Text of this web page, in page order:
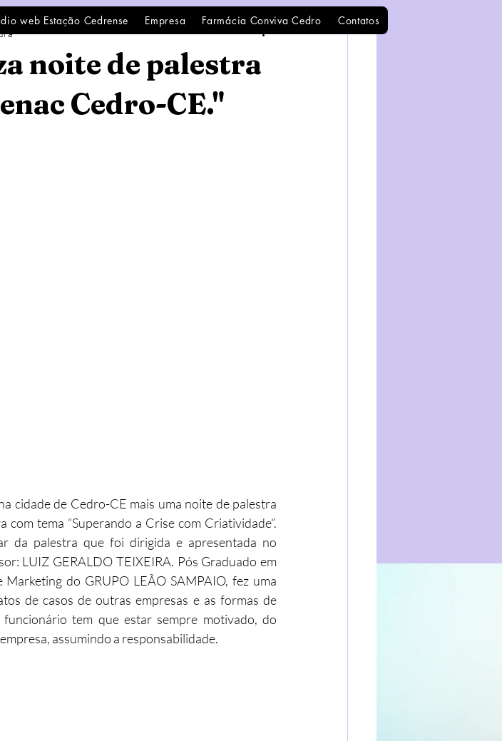
noite de palestra
Cedro-CE."
cidade de Cedro-CE mais uma noite de palestra
tema “Superando a Crise com Criatividade”.
da palestra que foi dirigida e apresentada no
LUIZ GERALDO TEIXEIRA. Pós Graduado em
do GRUPO LEÃO SAMPAIO, fez uma
de casos de outras empresas e as formas de
tem que estar sempre motivado, do
assumindo a responsabilidade.
web Estação Cedrense Empresa Farmácia Conviva Cedro Contatos